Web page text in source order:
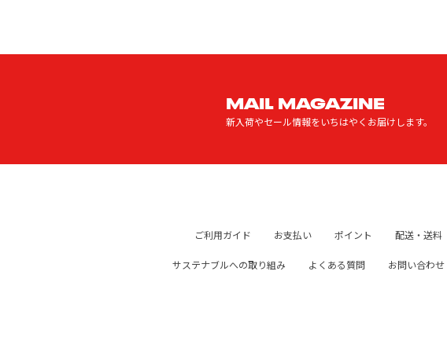
MAIL MAGAZINE
新入荷やセール情報をいちはやくお届けします。
ご利用ガイド お支払い ポイント 配送・送料
サステナブルへの取り組み よくある質問 お問い合わせ